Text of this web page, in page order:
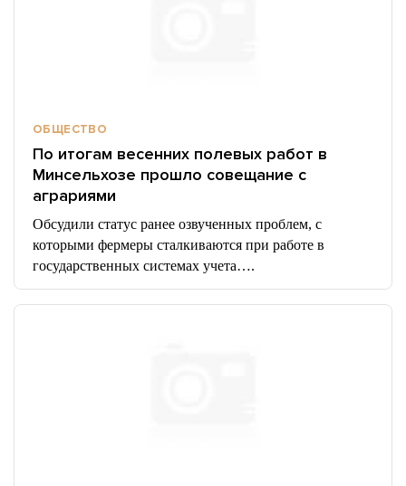
ОБЩЕСТВО
По итогам весенних полевых работ в
Минсельхозе прошло совещание с
аграриями
Обсудили статус ранее озвученных проблем, с
которыми фермеры сталкиваются при работе в
государственных системах учета….